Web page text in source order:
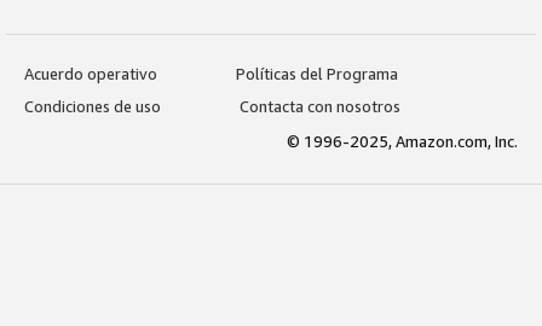
Acuerdo operativo
Políticas del Programa
Condiciones de uso
Contacta con nosotros
© 1996-2025, Amazon.com, Inc.